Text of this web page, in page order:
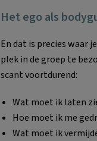
Het ego als
En dat is precies waar
plek in de groep te
scant voortdurend:
Wat moet ik laten
Hoe moet ik me
Wat moet ik